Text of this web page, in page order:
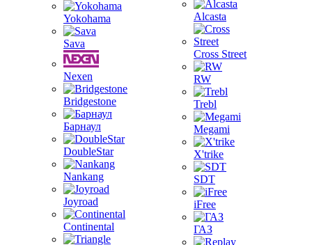
Yokohama
Sava
Nexen
Bridgestone
Барнаул
DoubleStar
Nankang
Joyroad
Continental
Alcasta
Cross Street
RW
Trebl
Megami
X'trike
SDT
iFree
ГАЗ